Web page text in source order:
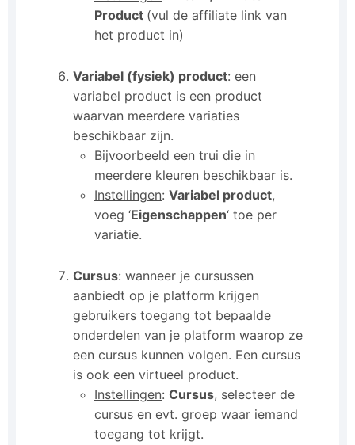
Product (vul de affiliate link van
het product in)
Variabel (fysiek) product: een
variabel product is een product
waarvan meerdere variaties
beschikbaar zijn.
Bijvoorbeeld een trui die in
meerdere kleuren beschikbaar is.
Instellingen: Variabel product,
voeg ‘Eigenschappen‘ toe per
variatie.
Cursus: wanneer je cursussen
aanbiedt op je platform krijgen
gebruikers toegang tot bepaalde
onderdelen van je platform waarop ze
een cursus kunnen volgen. Een cursus
is ook een virtueel product.
Instellingen: Cursus, selecteer de
cursus en evt. groep waar iemand
toegang tot krijgt.